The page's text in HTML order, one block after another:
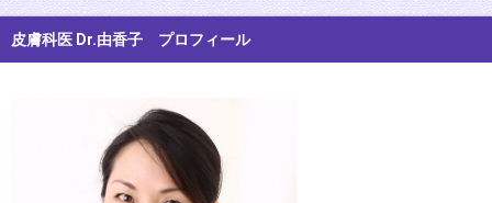
皮膚科医 Dr.由香子 プロフィール